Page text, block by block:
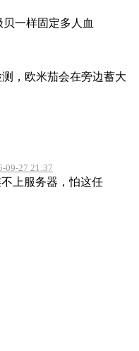
一样固定多人血
，欧米茄会在旁边蓄大
09-27 21:37
上服务器，怕这任